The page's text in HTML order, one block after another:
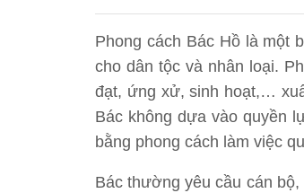
Phong cách Bác Hồ là một
cho dân tộc và nhân loại.
đạt, ứng xử, sinh hoạt,…
Bác không dựa vào quyền
bằng phong cách làm việc
Bác thường yêu cầu cán